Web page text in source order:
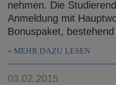
nehmen. Die
Anmeldung mit
Bonuspaket,
MEHR DAZU LESEN
03.02.2015